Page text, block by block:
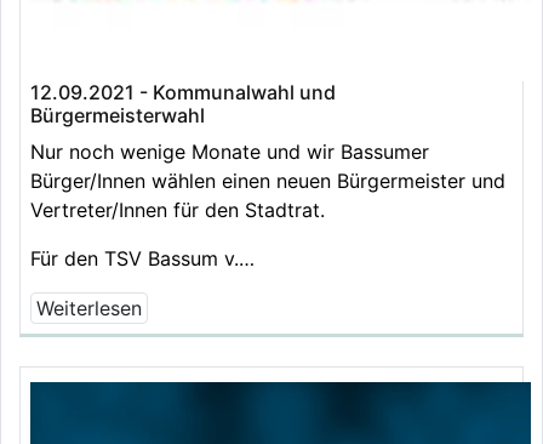
12.09.2021 - Kommunalwahl und
Bürgermeisterwahl
Nur noch wenige Monate und wir Bassumer
Bürger/Innen wählen einen neuen Bürgermeister und
Vertreter/Innen für den Stadtrat.
Für den TSV Bassum v.…
Weiterlesen